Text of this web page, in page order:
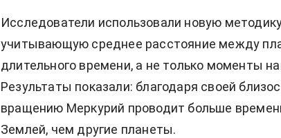
Исследователи использовали новую
учитывающую среднее расстояние между
длительного времени, а не только моменты
Результаты показали: благодаря своей
вращению Меркурий проводит больше
Землей, чем другие планеты.